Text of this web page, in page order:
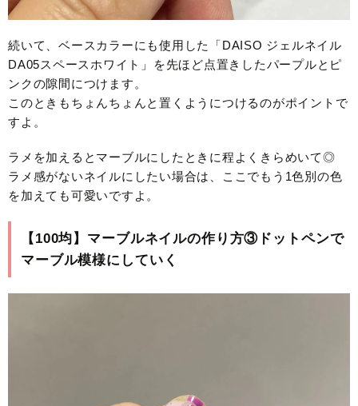
続いて、ベースカラーにも使用した「DAISO ジェルネイル
DA05スペースホワイト」を先ほど点置きしたパープルとピ
ンクの隙間につけます。
このときもちょんちょんと置くようにつけるのがポイントで
すよ。
ラメを加えるとマーブルにしたときに程よくきらめいて◎
ラメ感がないネイルにしたい場合は、ここでもう1色別の色
を加えても可愛いですよ。
【100均】マーブルネイルの作り方③ドットペンで
マーブル模様にしていく